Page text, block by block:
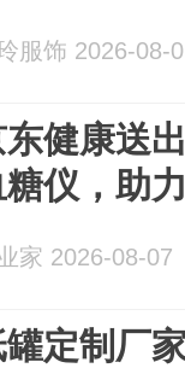
服饰 2026-08-
健康送
糖仪，助
家 2026-08-07
定制厂